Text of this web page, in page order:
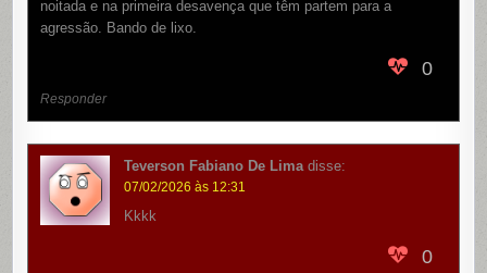
noitada e na primeira desavença que têm partem para a
agressão. Bando de lixo.
0
Responder
Teverson Fabiano De Lima disse:
07/02/2026 às 12:31
Kkkk
0